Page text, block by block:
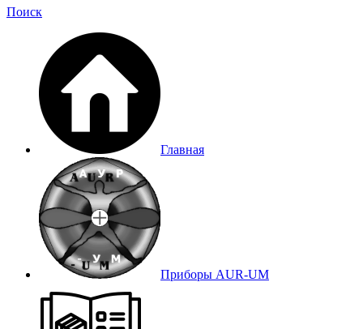
Поиск
Главная
Приборы AUR-UM